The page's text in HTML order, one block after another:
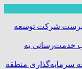
شرکت توسعه
خدمت‌رسانی به
سرمایه‌گذاری منطقه